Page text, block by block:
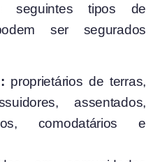
tipos de
ser segurados
proprietários de terras,
assentados,
comodatários e